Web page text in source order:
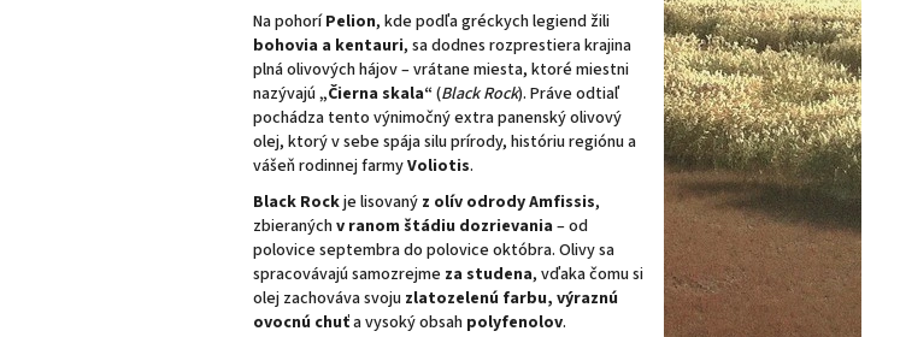
Na pohoríPelion, kde podľa gréckych legiend žili
bohovia a kentauri, sa dodnes rozprestiera krajina
plná olivových hájov – vrátane miesta, ktoré miestni
nazývajú„Čierna skala“ (Black Rock). Práve odtiaľ
pochádza tento výnimočný extra panenský olivový
olej, ktorý v sebe spája silu prírody, históriu regiónu a
vášeň rodinnej farmyVoliotis.
Black Rockje lisovaný z olív odrody Amfissis,
zbieranýchv ranom štádiu dozrievania – od
polovice septembra do polovice októbra. Olivy sa
spracovávajú samozrejme za studena, vďaka čomu si
olej zachováva svoju zlatozelenú farbu, výraznú
ovocnú chuťa vysoký obsah polyfenolov.